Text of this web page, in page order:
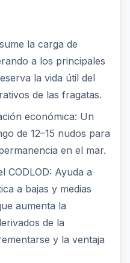
la carga de
a los principales
la vida útil del
de las fragatas.
económica: Un
de 12–15 nudos para
en el mar.
CODLOD: Ayuda a
a bajas y medias
aumenta la
de la
y la ventaja